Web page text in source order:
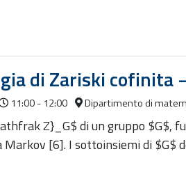
di Zariski
11:00 - 12:00 Dipartimento di
Z}_G$ di un gruppo $G$,
Markov [6]. I sottoinsiemi di